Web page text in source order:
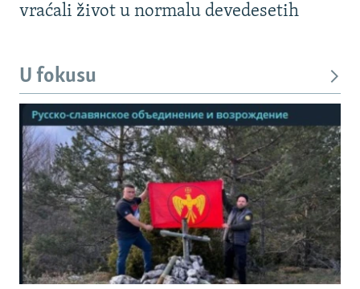
vraćali život u normalu devedesetih
U fokusu